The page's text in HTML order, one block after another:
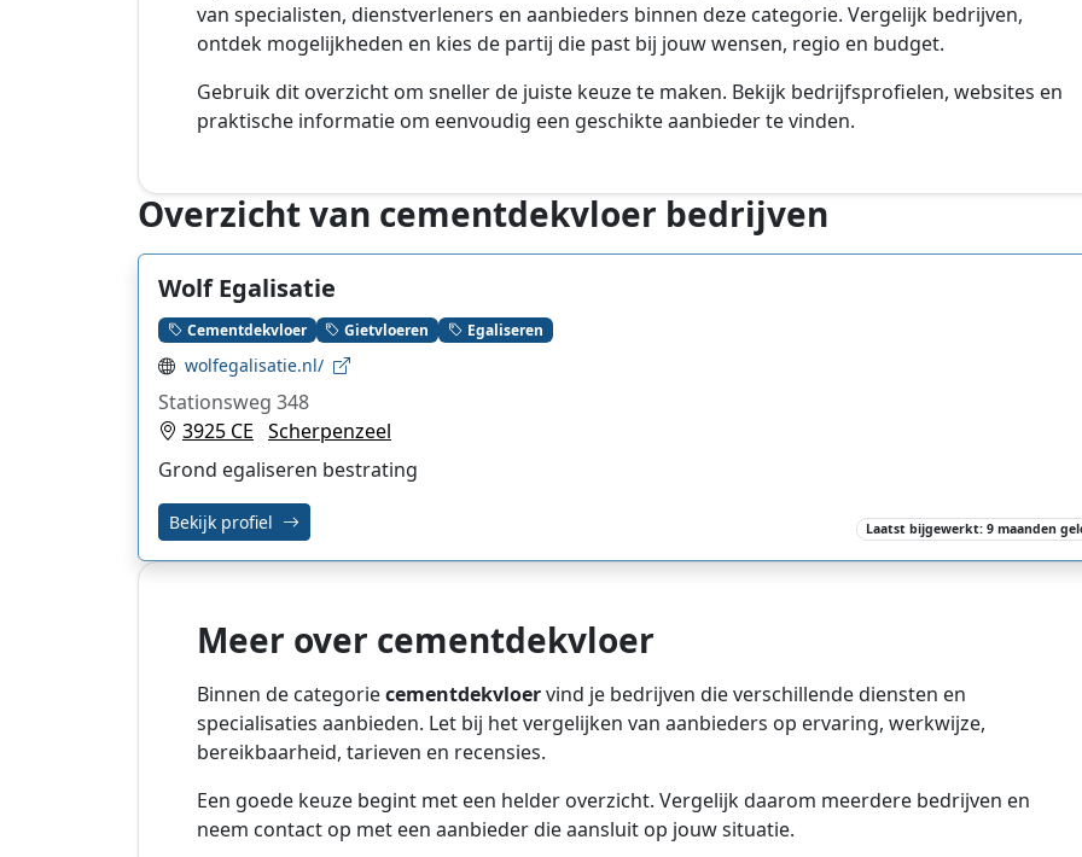
van specialisten, dienstverleners en aanbieders binnen deze categorie. Vergelijk bedrijven,
ontdek mogelijkheden en kies de partij die past bij jouw wensen, regio en budget.
Gebruik dit overzicht om sneller de juiste keuze te maken. Bekijk bedrijfsprofielen, websites en
praktische informatie om eenvoudig een geschikte aanbieder te vinden.
Overzicht van cementdekvloer bedrijven
Wolf Egalisatie
Cementdekvloer Gietvloeren Egaliseren
wolfegalisatie.nl/
Stationsweg 348
3925 CE Scherpenzeel
Grond egaliseren bestrating
Bekijk profiel Laatst bijgewerkt: 9 maanden
Meer over cementdekvloer
Binnen de categoriecementdekvloervind je bedrijven die verschillende diensten en
specialisaties aanbieden. Let bij het vergelijken van aanbieders op ervaring, werkwijze,
bereikbaarheid, tarieven en recensies.
Een goede keuze begint met een helder overzicht. Vergelijk daarom meerdere bedrijven en
neem contact op met een aanbieder die aansluit op jouw situatie.